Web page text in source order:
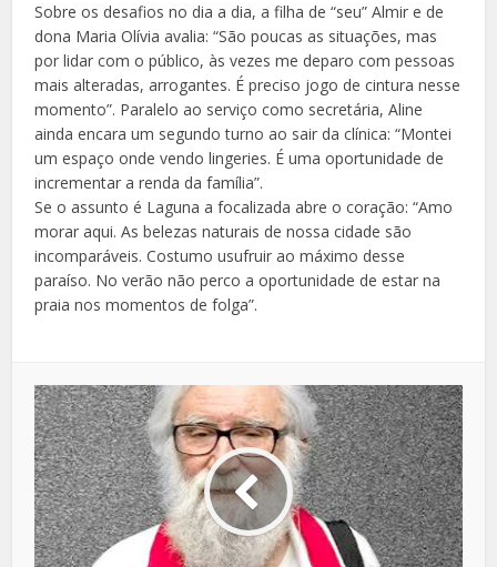
Sobre os desafios no dia a dia, a filha de “seu” Almir e de
dona Maria Olívia avalia: “São poucas as situações, mas
por lidar com o público, às vezes me deparo com pessoas
mais alteradas, arrogantes. É preciso jogo de cintura nesse
momento”. Paralelo ao serviço como secretária, Aline
ainda encara um segundo turno ao sair da clínica: “Montei
um espaço onde vendo lingeries. É uma oportunidade de
incrementar a renda da família”.
Se o assunto é Laguna a focalizada abre o coração: “Amo
morar aqui. As belezas naturais de nossa cidade são
incomparáveis. Costumo usufruir ao máximo desse
paraíso. No verão não perco a oportunidade de estar na
praia nos momentos de folga”.